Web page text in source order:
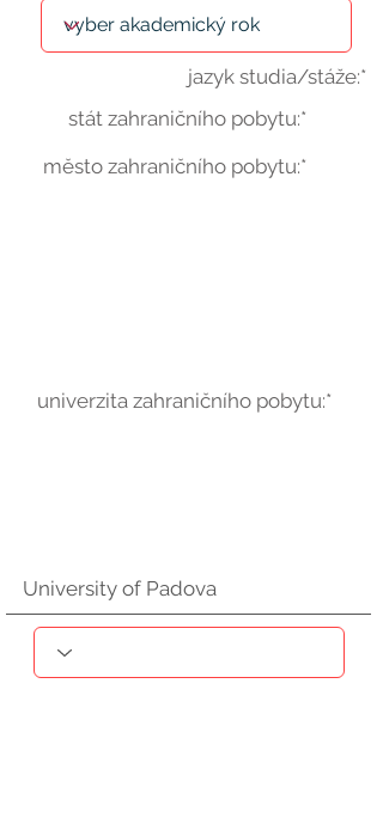
jazyk studia/stáže:*
stát zahraničního pobytu:*
město zahraničního pobytu:*
univerzita zahraničního pobytu:*